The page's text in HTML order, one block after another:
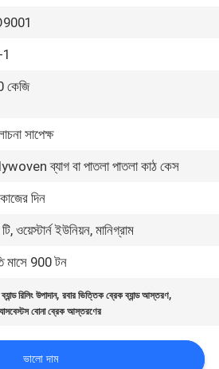
কেজি
সাপেক্ষ
ব্যাগ বা পাতলা পাতলা কাঠ কেস
দিন
ওয়েস্টার্ন ইউনিয়ন, মানিগ্রাম
মাসে 900 টন
রিলিং উপাদান,রবার ভিত্তিক ব্রেক ব্যান্ড আস্তরণ,
বোনা ব্রেক আস্তরণের
ভালো দাম